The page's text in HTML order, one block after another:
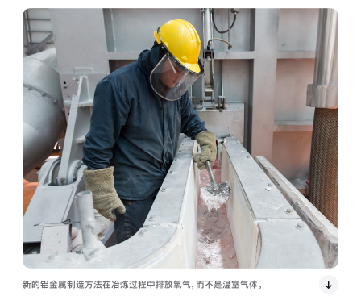
新的铝金属制造方法在冶炼过程中排放氧气，而不是温室气体。